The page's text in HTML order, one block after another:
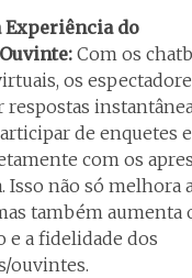
do
Com os
os
de enquetes
com os
Isso não só melhora
também aumenta
e a fidelidade dos
ouvintes.